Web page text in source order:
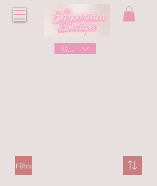
GBP (£)
Filtra